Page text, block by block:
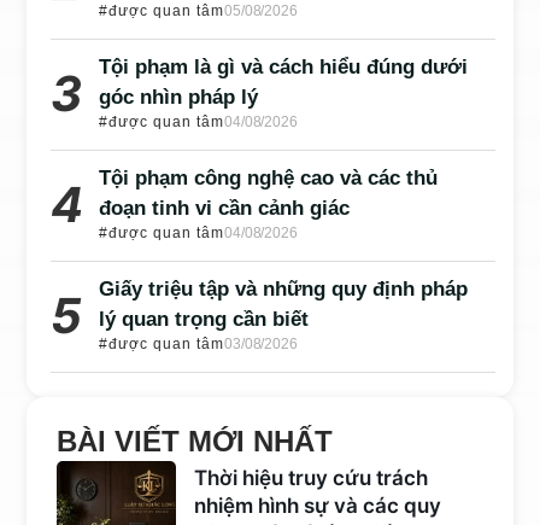
#được quan tâm05/08/2026
Tội phạm là gì và cách hiểu đúng dưới
góc nhìn pháp lý
#được quan tâm04/08/2026
Tội phạm công nghệ cao và các thủ
đoạn tinh vi cần cảnh giác
#được quan tâm04/08/2026
Giấy triệu tập và những quy định pháp
lý quan trọng cần biết
#được quan tâm03/08/2026
BÀI VIẾT MỚI NHẤT
Thời hiệu truy cứu trách
nhiệm hình sự và các quy